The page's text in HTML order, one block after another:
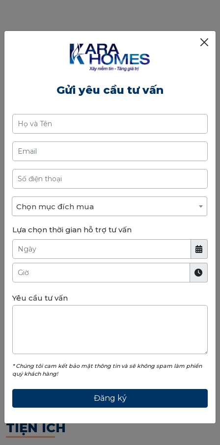
TIỆN ÍCH
Gửi yêu cầu tư vấn
Chọn mục đích mua
Lựa chọn thời gian hỗ trợ tư vấn
Yêu cầu tư vấn
* Chúng tôi cam kết bảo mật thông tin và sẽ không spam làm phiền
quý khách hàng!